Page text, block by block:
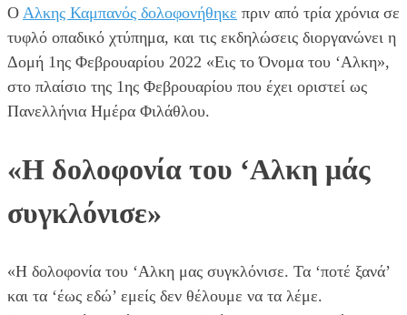
Ο Αλκης Καμπανός δολοφονήθηκε πριν από τρία χρόνια σε
τυφλό οπαδικό χτύπημα, και τις εκδηλώσεις διοργανώνει η
Δομή 1ης Φεβρουαρίου 2022 «Εις το Όνομα του ‘Αλκη»,
στο πλαίσιο της 1ης Φεβρουαρίου που έχει οριστεί ως
Πανελλήνια Ημέρα Φιλάθλου.
«Η δολοφονία του ‘Αλκη μάς
συγκλόνισε»
«Η δολοφονία του ‘Αλκη μας συγκλόνισε. Τα ‘ποτέ ξανά’
και τα ‘έως εδώ’ εμείς δεν θέλουμε να τα λέμε.